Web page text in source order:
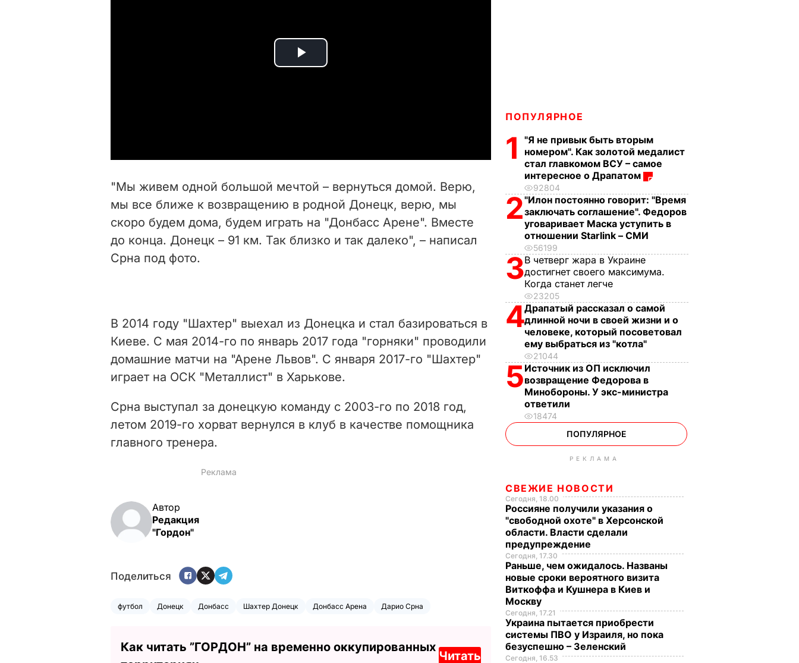
P
i
d
"Мы живем одной большой мечтой – вернуться домой. Верю,
мы все ближе к возвращению в родной Донецк, верю, мы
скоро будем дома, будем играть на "Донбасс Арене". Вместе
до конца. Донецк – 91 км. Так близко и так далеко", – написал
Срна под фото.
В 2014 году "Шахтер" выехал из Донецка и стал базироваться в
Киеве. С мая 2014-го по январь 2017 года "горняки" проводили
домашние матчи на "Арене Львов". С января 2017-го "Шахтер"
играет на ОСК "Металлист" в Харькове.
Срна выступал за донецкую команду с 2003-го по 2018 год,
летом 2019-го хорват вернулся в клуб в качестве помощника
главного тренера.
Автор
Редакция
"Гордон"
Поделиться
футбол Донецк Донбасс Шахтер Донецк Донбасс Арена Дарио Срна
Как читать ”ГОРДОН” на временно оккупированных
Читать
ПОПУЛЯРНОЕ
1
"Я не привык быть вторым
номером". Как золотой медалист
стал главкомом ВСУ – самое
интересное о Драпатом
92804
2"Илон постоянно говорит: "Время
заключать соглашение". Федоров
уговаривает Маска уступить в
отношении Starlink – СМИ
56199
3В четверг жара в Украине
достигнет своего максимума.
Когда станет легче
23205
4Драпатый рассказал о самой
длинной ночи в своей жизни и о
человеке, который посоветовал
ему выбраться из "котла"
21044
5Источник из ОП исключил
возвращение Федорова в
Минобороны. У экс-министра
ответили
18474
ПОПУЛЯРНОЕ
РЕКЛАМА
СВЕЖИЕ НОВОСТИ
Сегодня, 18.00
Россияне получили указания о
"свободной охоте" в Херсонской
области. Власти сделали
предупреждение
Сегодня, 17.30
Раньше, чем ожидалось. Названы
новые сроки вероятного визита
Виткоффа и Кушнера в Киев и
Москву
Сегодня, 17.21
Украина пытается приобрести
системы ПВО у Израиля, но пока
безуспешно – Зеленский
Сегодня, 16.53